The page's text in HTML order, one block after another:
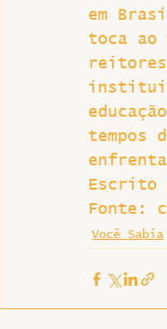
em
toca ao
tempos
Escrito
Fonte:
Você Sabia